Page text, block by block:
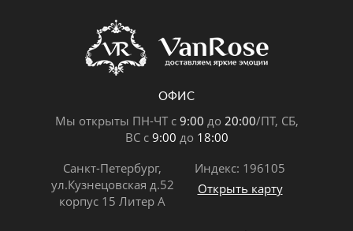
ОФИС
Мы открыты ПН-ЧТ с 9:00 до 20:00/ПТ, СБ,
ВС с 9:00 до 18:00
Санкт-Петербург,
ул.Кузнецовская д.52
корпус 15 Литер А
Индекс: 196105
Открыть карту